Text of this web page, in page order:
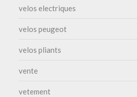
velos electriques
velos peugeot
velos pliants
vente
vetement